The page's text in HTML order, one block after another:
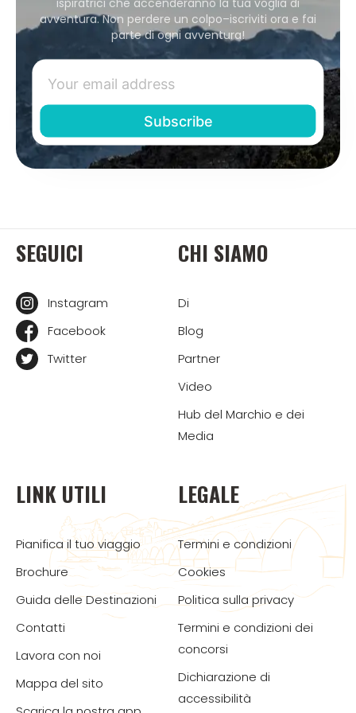
avventura. Non perdere un colpo–iscriviti ora e fai
parte di ogni avventura!
SEGUICI
Instagram
Facebook
Twitter
CHI SIAMO
Di
Blog
Partner
Video
Hub del Marchio e dei
Media
LINK UTILI
Pianifica il tuo viaggio
Brochure
Guida delle Destinazioni
Contatti
Lavora con noi
Mappa del sito
LEGALE
Termini e condizioni
Cookies
Politica sulla privacy
Termini e condizioni dei
concorsi
Dichiarazione di
accessibilità